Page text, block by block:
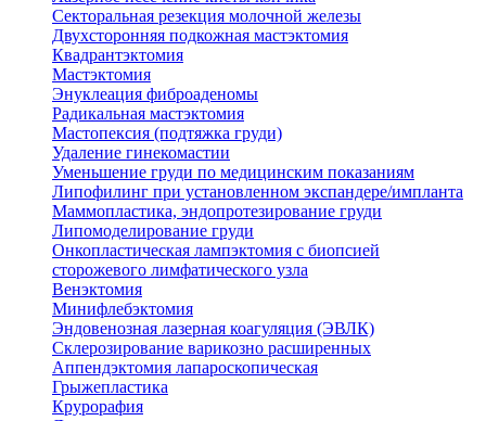
Секторальная резекция молочной железы
Двухсторонняя подкожная мастэктомия
Квадрантэктомия
Мастэктомия
Энуклеация фиброаденомы
Радикальная мастэктомия
Мастопексия (подтяжка груди)
Удаление гинекомастии
Уменьшение груди по медицинским показаниям
Липофилинг при установленном экспандере/импланта
Маммопластика, эндопротезирование груди
Липомоделирование груди
Онкопластическая лампэктомия с биопсией
сторожевого лимфатического узла
Венэктомия
Минифлебэктомия
Эндовенозная лазерная коагуляция (ЭВЛК)
Склерозирование варикозно расширенных
Аппендэктомия лапароскопическая
Грыжепластика
Крурорафия